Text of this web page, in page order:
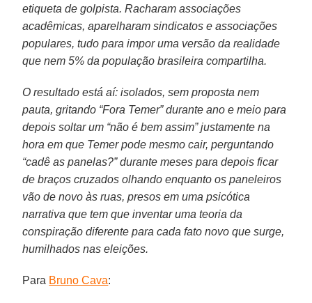
etiqueta de golpista. Racharam associações
acadêmicas, aparelharam sindicatos e associações
populares, tudo para impor uma versão da realidade
que nem 5% da população brasileira compartilha.
O resultado está aí: isolados, sem proposta nem
pauta, gritando “Fora Temer” durante ano e meio para
depois soltar um “não é bem assim” justamente na
hora em que Temer pode mesmo cair, perguntando
“cadê as panelas?” durante meses para depois ficar
de braços cruzados olhando enquanto os paneleiros
vão de novo às ruas, presos em uma psicótica
narrativa que tem que inventar uma teoria da
conspiração diferente para cada fato novo que surge,
humilhados nas eleições.
Para Bruno Cava: